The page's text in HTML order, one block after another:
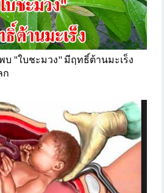
"ใบชะมวง" มีฤทธิ์ต้านมะเร็ง
ก